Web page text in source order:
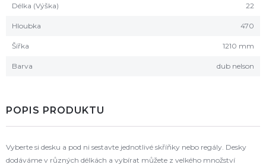
Délka (Výška) 22
Hloubka 470
Šířka 1210 mm
Barva dub nelson
POPIS PRODUKTU
Vyberte si desku a pod ni sestavte jednotlivé skříňky nebo regály. Desky
dodáváme v různých délkách a vybírat můžete z velkého množství